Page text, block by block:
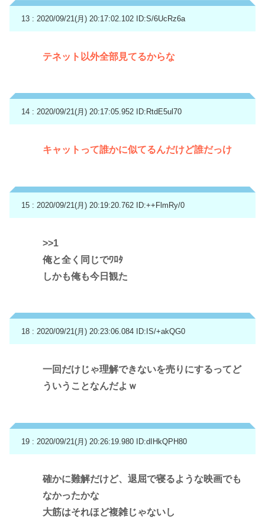
13 : 2020/09/21(月) 20:17:02.102 ID:S/6UcRz6a
テネット以外全部見てるからな
14 : 2020/09/21(月) 20:17:05.952 ID:RtdE5ul70
キャットって誰かに似てるんだけど誰だっけ
15 : 2020/09/21(月) 20:19:20.762 ID:++FlmRy/0
>>1
俺と全く同じでﾜﾛﾀ
しかも俺も今日観た
18 : 2020/09/21(月) 20:23:06.084 ID:IS/+akQG0
一回だけじゃ理解できないを売りにするってど
ういうことなんだよｗ
19 : 2020/09/21(月) 20:26:19.980 ID:dIHkQPH80
確かに難解だけど、退屈で寝るような映画でも
なかったかな
大筋はそれほど複雑じゃないし